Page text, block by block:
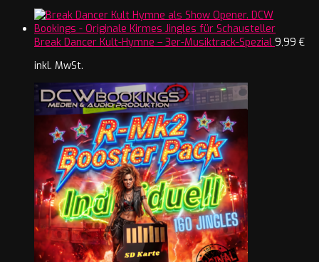
Break Dancer Kult-Hymne – 3er-Musiktrack-Spezial 9,99 €
inkl. MwSt.